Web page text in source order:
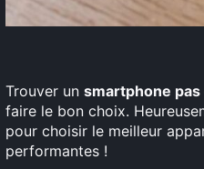
Trouver un smartphone
faire le bon choix.
pour choisir le meilleur
performantes !